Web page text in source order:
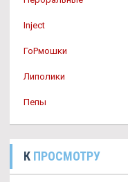
Inject
ГоРмошки
Липолики
Пепы
К ПРОСМОТРУ